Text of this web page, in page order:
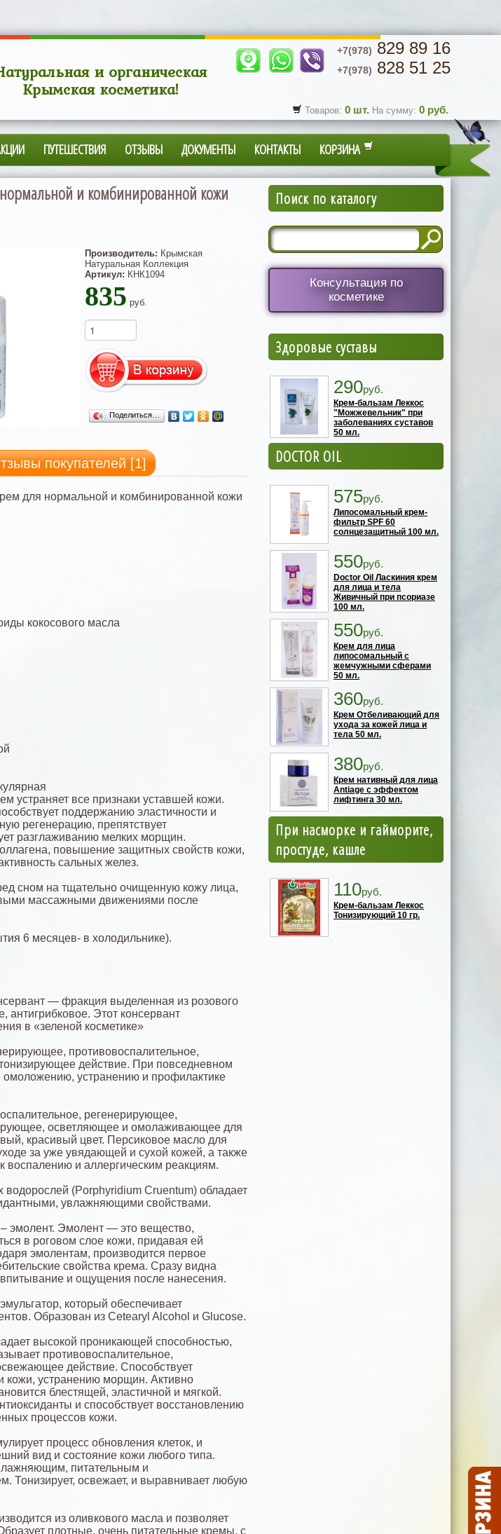
и органическая
Крымская косметика!
+7(978) 829 89 16
+7(978) 828 51 25
Товаров: 0 шт. На сумму: 0 руб.
ПУТЕШЕСТВИЯ ОТЗЫВЫ ДОКУМЕНТЫ КОНТАКТЫ КОРЗИНА
и комбинированной кожи
Производитель: Крымская
Натуральная Коллекция
Артикул: КНК1094
835 руб.
Поделиться…
покупателей [1]
для нормальной и комбинированной кожи
кокосового масла
устраняет все признаки уставшей кожи.
поддержанию эластичности и
регенерацию, препятствует
разглаживанию мелких морщин.
повышение защитных свойств кожи,
сальных желез.
сном на тщательно очищенную кожу лица,
массажными движениями после
6 месяцев- в холодильнике).
— фракция выделенная из розового
антигрибковое. Этот консервант
в «зеленой косметике»
противовоспалительное,
действие. При повседневном
омоложению, устранению и профилактике
регенерирующее,
осветляющее и омолаживающее для
красивый цвет. Персиковое масло для
за уже увядающей и сухой кожей, а также
воспалению и аллергическим реакциям.
водорослей (Porphyridium Cruentum) обладает
увлажняющими свойствами.
эмолент. Эмолент — это вещество,
в роговом слое кожи, придавая ей
эмолентам, производится первое
свойства крема. Сразу видна
впитывание и ощущения после нанесения.
который обеспечивает
Образован из Cetearyl Alcohol и Glucose.
высокой проникающей способностью,
противовоспалительное,
действие. Способствует
устранению морщин. Активно
блестящей, эластичной и мягкой.
и способствует восстановлению
процессов кожи.
процесс обновления клеток, и
вид и состояние кожи любого типа.
питательным и
Тонизирует, освежает, и выравнивает любую
из оливкового масла и позволяет
плотные, очень питательные кремы, с
Поиск по каталогу
Консультация по
косметике
Здоровые суставы
290руб.
Крем-бальзам Леккос
"Можжевельник" при
заболеваниях суставов
50 мл.
DOCTOR OIL
575руб.
Липосомальный крем-
фильтр SPF 60
солнцезащитный 100 мл.
550руб.
Doctor Oil Ласкиния крем
для лица и тела
Живичный при псориазе
100 мл.
550руб.
Крем для лица
липосомальный с
жемчужными сферами
50 мл.
360руб.
Крем Отбеливающий для
ухода за кожей лица и
тела 50 мл.
380руб.
Крем нативный для лица
Antiage с эффектом
лифтинга 30 мл.
При насморке и гайморите,
простуде, кашле
110руб.
Крем-бальзам Леккос
Тонизирующий 10 гр.